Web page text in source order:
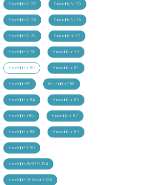
Ensemble N° 73 Ensemble N° 70
Ensemble N° 74 Ensemble N° 75
Ensemble N° 76 Ensemble n° 77
Ensemble n° 78 Ensemble n° 79
Ensemble n° 80 Ensemble n° 81
Ensemble 82 Ensemble n° 83
Ensemble n° 84 Ensemble n° 85
Ensemble n°86 Ensemble n° 87
Ensemble n° 88 Ensemble n° 89
Ensemble N°90
Ensemble 28/01/2024
Ensemble 18 février 2024